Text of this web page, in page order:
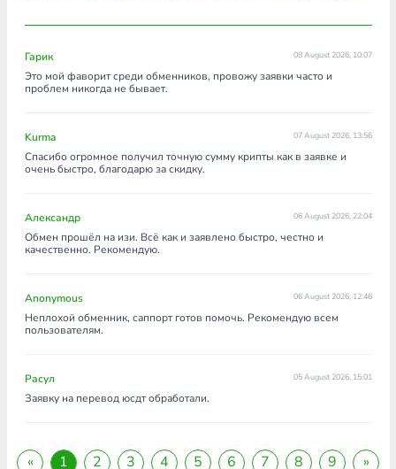
Гарик 08 August 2026, 10:07
Это мой фаворит среди обменников, провожу заявки часто и
проблем никогда не бывает.
Kurma 07 August 2026, 13:56
Спасибо огромное получил точную сумму крипты как в заявке и
очень быстро, благодарю за скидку.
Александр 06 August 2026, 22:04
Обмен прошёл на изи. Всё как и заявлено быстро, честно и
качественно. Рекомендую.
Anonymous 06 August 2026, 12:46
Неплохой обменник, саппорт готов помочь. Рекомендую всем
пользователям.
Расул 05 August 2026, 15:01
Заявку на перевод юсдт обработали.
« 1 2 3 4 5 6 7 8 9 »